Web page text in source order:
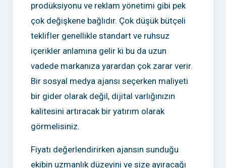
prodüksiyonu ve reklam yönetimi gibi pek
çok değişkene bağlıdır. Çok düşük bütçeli
teklifler genellikle standart ve ruhsuz
içerikler anlamına gelir ki bu da uzun
vadede markanıza yarardan çok zarar verir.
Bir sosyal medya ajansı seçerken maliyeti
bir gider olarak değil, dijital varlığınızın
kalitesini artıracak bir yatırım olarak
görmelisiniz.
Fiyatı değerlendirirken ajansın sunduğu
ekibin uzmanlık düzeyini ve size ayıracağı